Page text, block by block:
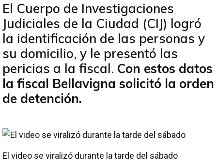
El Cuerpo de Investigaciones
Judiciales de la Ciudad (CIJ) logró
la identificación de las personas y
su domicilio, y le presentó las
pericias a la fiscal. Con estos datos
la fiscal Bellavigna solicitó la orden
de detención.
El video se viralizó durante la tarde del sábado